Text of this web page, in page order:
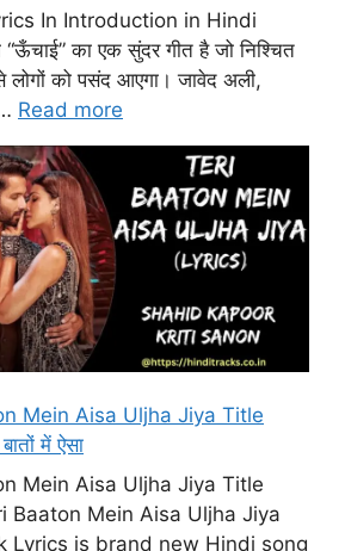
In Introduction in Hindi
“ऊँचाई” का एक सुंदर गीत है जो निश्चित
को पसंद आएगा। जावेद अली,
Read more
Mein Aisa Uljha Jiya Title
में ऐसा
Mein Aisa Uljha Jiya Title
Baaton Mein Aisa Uljha Jiya
Lyrics is brand new Hindi song